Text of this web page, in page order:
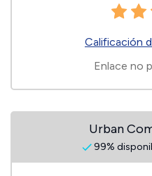
Calificación
Enlace no
Urban
99%